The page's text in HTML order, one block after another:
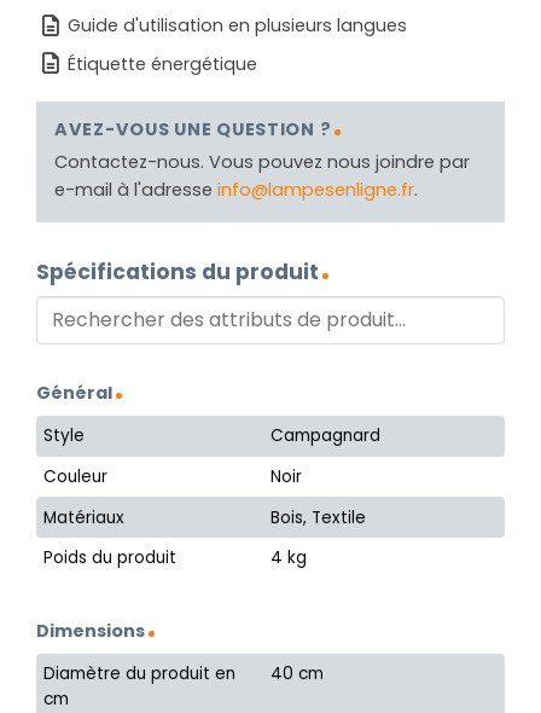
Guide d'utilisation en plusieurs langues
Étiquette énergétique
AVEZ-VOUS UNE QUESTION ?
Contactez-nous. Vous pouvez nous joindre par
e-mail à l'adresse info@lampesenligne.fr.
Spécifications du produit
Général
Style
Campagnard
Couleur
Noir
Matériaux
Bois, Textile
Poids du produit
4 kg
Dimensions
Diamètre du produit en
cm
40 cm